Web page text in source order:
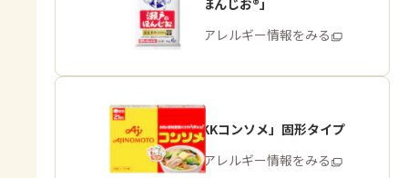
「瀬戸のほんじお®」
商品・アレルギー情報をみる
「味の素KKコンソメ」固形タイプ
商品・アレルギー情報をみる